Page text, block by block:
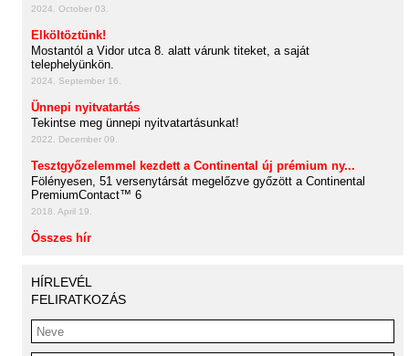
2024. October 03.
Elköltöztünk!
Mostantól a Vidor utca 8. alatt várunk titeket, a saját
telephelyünkön.
2024. September 16.
Ünnepi nyitvatartás
Tekintse meg ünnepi nyitvatartásunkat!
2022. December 09.
Tesztgyőzelemmel kezdett a Continental új prémium ny...
Fölényesen, 51 versenytársát megelőzve győzött a Continental
PremiumContact™ 6
2018. April 19.
Összes hír
HÍRLEVÉL
FELIRATKOZÁS